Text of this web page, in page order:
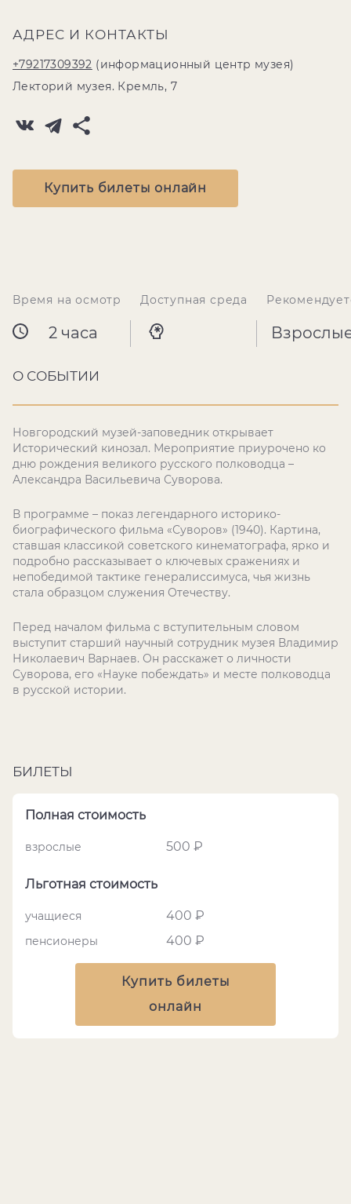
АДРЕС И КОНТАКТЫ
+79217309392 (информационный центр музея)
Лекторий музея. Кремль, 7
Купить билеты онлайн
Время на осмотр
2 часа
Доступная среда
О СОБЫТИИ
Новгородский музей-заповедник открывает
Исторический кинозал. Мероприятие приурочено ко
дню рождения великого русского полководца –
Александра Васильевича Суворова.
В программе – показ легендарного историко-
биографического фильма «Суворов» (1940). Картина,
ставшая классикой советского кинематографа, ярко и
подробно рассказывает о ключевых сражениях и
непобедимой тактике генералиссимуса, чья жизнь
стала образцом служения Отечеству.
Перед началом фильма с вступительным словом
выступит старший научный сотрудник музея Владимир
Николаевич Варнаев. Он расскажет о личности
Суворова, его «Науке побеждать» и месте полководца
в русской истории.
БИЛЕТЫ
Полная стоимость
взрослые 500 ₽
Льготная стоимость
учащиеся 400 ₽
пенсионеры 400 ₽
Купить билеты
онлайн